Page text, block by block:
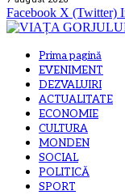
Facebook X (Twitter)
Prima pagină
EVENIMENT
DEZVALUIRI
ACTUALITATE
ECONOMIE
CULTURA
MONDEN
SOCIAL
POLITICĂ
SPORT